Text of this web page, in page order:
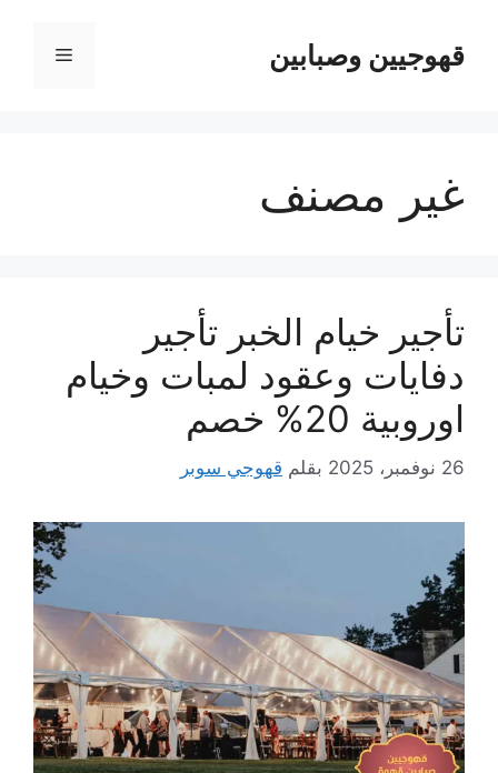
المحتوىقهوجيين وصبابين القائمة
غير مصنف
تأجير خيام الخبر تأجير
دفايات وعقود لمبات وخيام
اوروبية 20% خصم
26 نوفمبر، 2025 بقلم قهوجي سوبر